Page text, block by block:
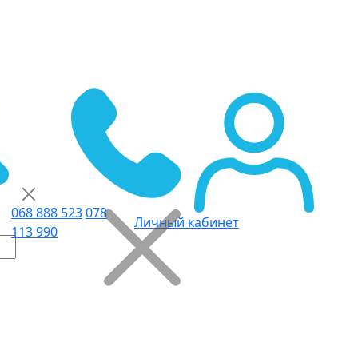
068 888 523078
113 990
Личный кабинет